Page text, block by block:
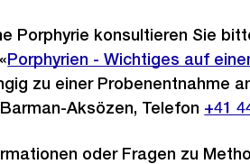
Porphyrie konsultieren Sie
Porphyrien - Wichtiges auf
zu einer Probenentnahme
Aksözen, Telefon +41
oder Fragen zu